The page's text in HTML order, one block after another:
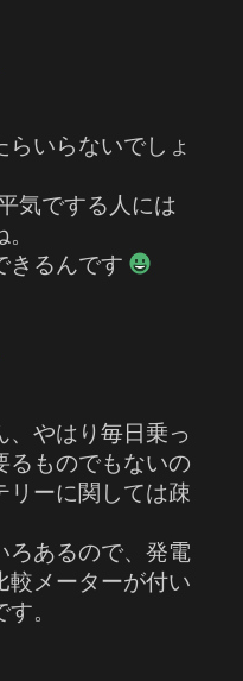
いらないでしょ
気でする人には
きるんです
、やはり毎日乗っ
るものでもないの
リーに関しては疎
ろあるので、発電
較メーターが付い
。